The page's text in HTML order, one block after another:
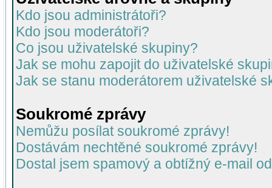
Kdo jsou administrátoři?
Kdo jsou moderátoři?
Co jsou uživatelské skupiny?
Jak se mohu zapojit do uživatelské
Jak se stanu moderátorem uživatelské
Soukromé zprávy
Nemůžu posílat soukromé zprávy!
Dostávám nechtěné soukromé zprávy!
Dostal jsem spamový a obtížný e-mail